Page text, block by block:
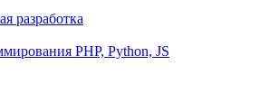
разработка
PHP, Python, JS